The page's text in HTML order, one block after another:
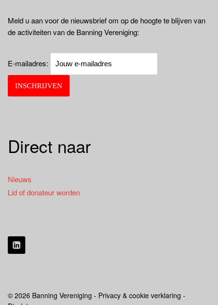
Meld u aan voor de nieuwsbrief om op de hoogte te blijven van
de activiteiten van de Banning Vereniging:
E-mailadres:
Direct naar
Nieuws
Lid of donateur worden
© 2026 Banning Vereniging - Privacy & cookie verklaring -